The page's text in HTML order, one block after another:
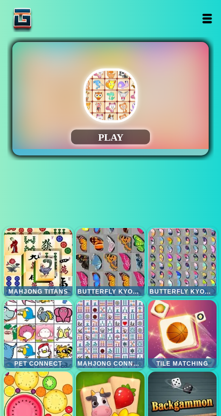
MAHJONG TITANS BUTTERFLY KYODAI BUTTERFLY KYODAI DELUXE
PET CONNECT MAHJONG CONNECT DELUXE TILE MATCHING